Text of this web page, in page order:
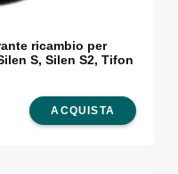
ricambio per
S, Silen S2, Tifon
ACQUISTA